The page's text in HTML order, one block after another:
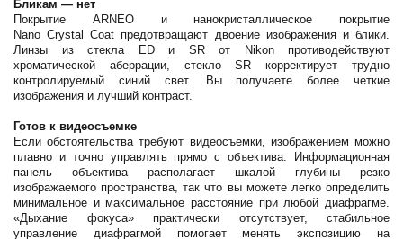
Бликам — нет
Покрытие ARNEO и нанокристаллическое покрытие
Nano Crystal Coat предотвращают двоение изображения и блики.
Линзы из стекла ED и SR от Nikon противодействуют
хроматической аберрации, стекло SR корректирует трудно
контролируемый синий свет. Вы получаете более четкие
изображения и лучший контраст.
Готов к видеосъемке
Если обстоятельства требуют видеосъемки, изображением можно
плавно и точно управлять прямо с объектива. Информационная
панель объектива располагает шкалой глубины резко
изображаемого пространства, так что вы можете легко определить
минимальное и максимальное расстояние при любой диафрагме.
«Дыхание фокуса» практически отсутствует, стабильное
управление диафрагмой помогает менять экспозицию на